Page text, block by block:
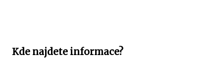
Kde najdete informace?